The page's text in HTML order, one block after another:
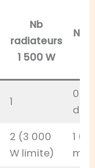
Nb
radiateurs
1 500 W
Nb
1
0
2 (3 000
W limite)
1